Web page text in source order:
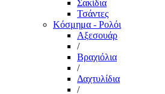
Σακίδια
Τσάντες
Κόσμημα - Ρολόι
Αξεσουάρ
/
Βραχιόλια
/
Δαχτυλίδια
/